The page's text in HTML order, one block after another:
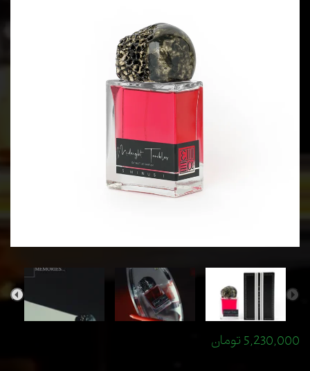
5,230,000تومان